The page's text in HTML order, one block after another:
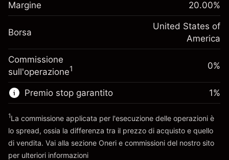
Oneri per l'intero valore della
posizione
(-$1.08)
Dimensione dell'operazione a leva
Denaro da leva ~
Vai alla piattaforma
investimento
$1,000.00
Oneri per l'intero valore della
posizione
-0.000654
%
Dimensione dell'operazione a leva
~$5,000.00
Denaro da leva ~
Vai alla piattaforma
Margine 20.00%
Borsa
United States of
America
Commissione
sull'operazione1 0%
Premio stop garantito 1%
1La commissione applicata per l'esecuzione delle operazioni è
lo spread, ossia la differenza tra il prezzo di acquisto e quello
di vendita. Vai alla sezione Oneri e commissioni del nostro sito
per ulteriori informazioni